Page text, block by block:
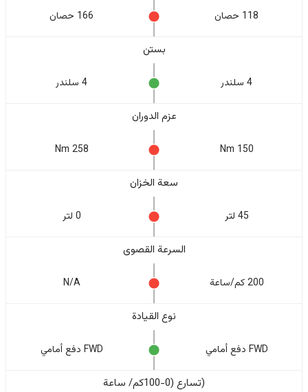
118 حصان 166 حصان
بستن
4 سلندر 4 سلندر
عزم الدوران
150 Nm
258 Nm
سعة الخزان
45 لتر 0 لتر
السرعة القصوى
200 كم/ساعة N/A
نوع القيادة
FWD دفع أمامي FWD دفع أمامي
(تسارع (0-100كم/ ساعة